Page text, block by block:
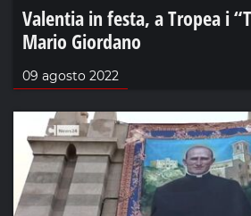
Valentia in festa, a Tropea i
Mario Giordano
09 agosto 2022